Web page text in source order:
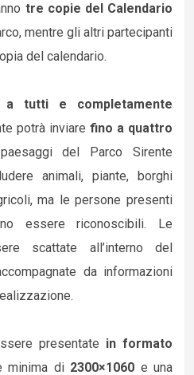
tre copie del Calendario
mentre gli altri partecipanti
del calendario.
a tutti e completamente
potrà inviare fino a quattro
del Parco Sirente
animali, piante, borghi
ma le persone presenti
essere riconoscibili. Le
scattate all’interno del
da informazioni
presentate in formato
minima di 2300×1060 e una